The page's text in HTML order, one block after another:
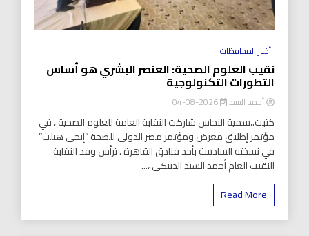
أخبار المحافظات
نقيب العلوم الصحية: العنصر البشري هو أساس
التطورات التكنولوجية
أحمد السيد 2026-08-04
كتبت..سمية النحاس شاركت النقابة العامة للعلوم الصحية ، في
مؤتمر إطلاق معرض ومؤتمر مصر الدولي للصحة “إيجي هيلث”
في نسخته السادسة بأحد فنادق القاهرة . ترأس وفد النقابة
النقيب العام أحمد السيد الدبيكي ،...
Read More